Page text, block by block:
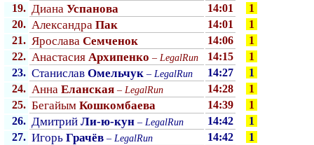
19. Диана Успанова 14:01
1
20. Александра Пак 14:01
1
21. Ярослава Семченок 14:06
1
22. Анастасия Архипенко – LegalRun 14:15
1
23. Станислав Омельчук – LegalRun 14:27
1
24. Анна Еланская – LegalRun 14:28
1
25. Бегайым Кошкомбаева 14:39
1
26. Дмитрий Ли-ю-кун – LegalRun 14:42
1
27. Игорь Грачёв – LegalRun 14:42
1